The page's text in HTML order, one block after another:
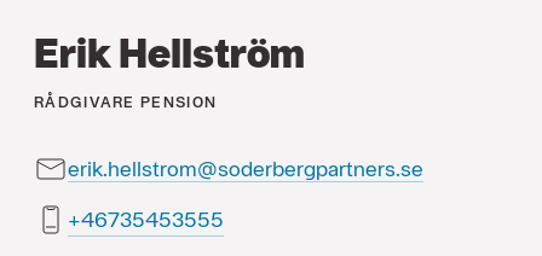
Erik Hellström
RÅDGIVARE PENSION
erik.hellstrom@soderbergpartners.se
55535453764+